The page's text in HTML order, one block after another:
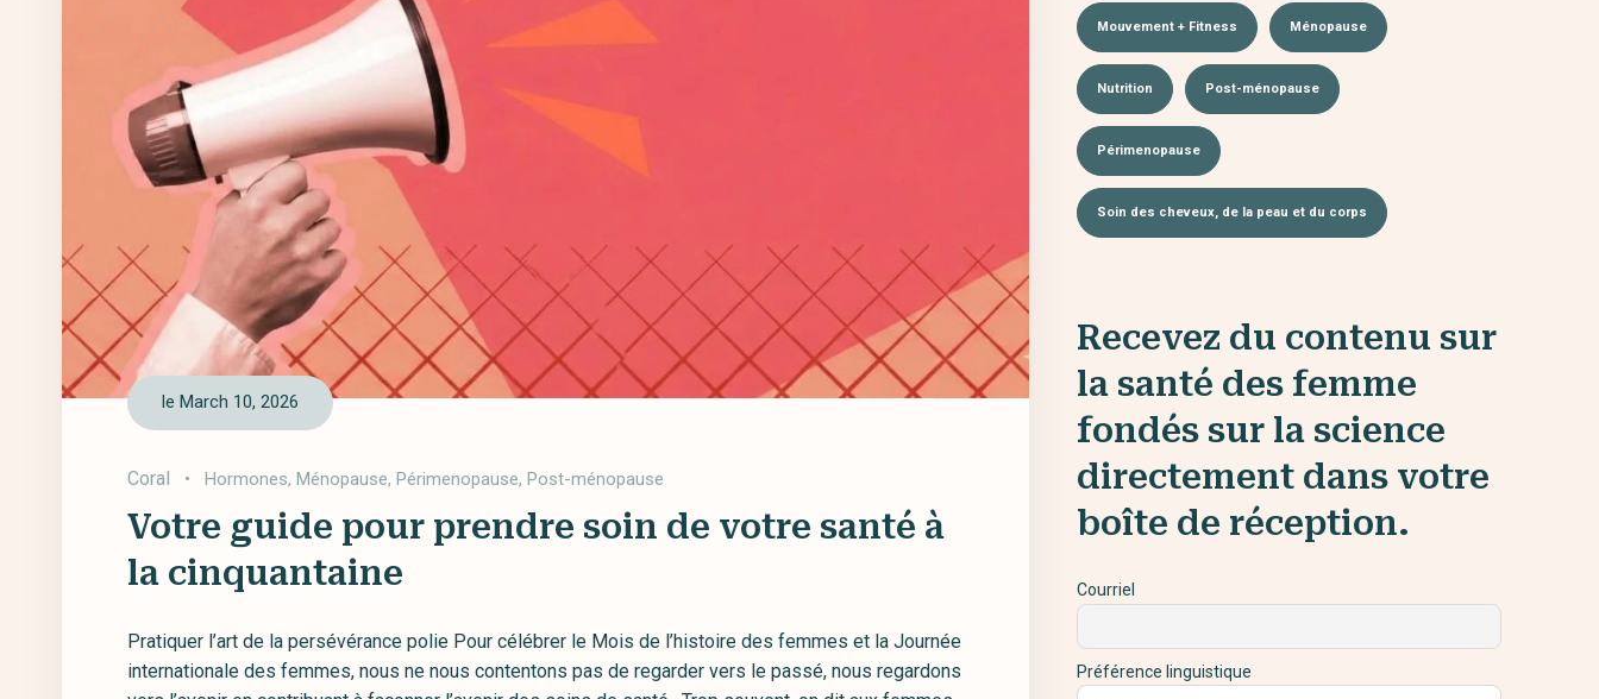
le March 10, 2026
Coral • Hormones, Ménopause, Périmenopause, Post-ménopause
Votre guide pour prendre soin de votre santé à
la cinquantaine
Pratiquer l’art de la persévérance polie Pour célébrer le Mois de l’histoire des femmes et la Journée
internationale des femmes, nous ne nous contentons pas de regarder vers le passé, nous regardons
Mouvement + Fitness Ménopause
Nutrition Post-ménopause
Périmenopause
Soin des cheveux, de la peau et du corps
Recevez du contenu sur
la santé des femme
fondés sur la science
directement dans votre
boîte de réception.
Courriel
Préférence linguistique